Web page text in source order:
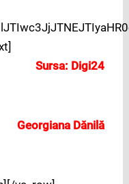
Sursa: Digi24
Georgiana Dănilă